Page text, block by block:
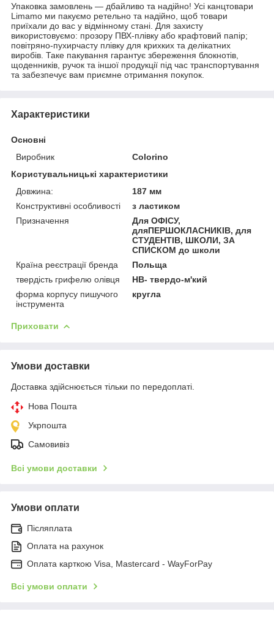
Упаковка замовлень — дбайливо та надійно! Усі канцтовари
Limamo ми пакуємо ретельно та надійно, щоб товари
приїхали до вас у відмінному стані. Для захисту
використовуємо: прозору ПВХ-плівку або крафтовий папір;
повітряно-пухирчасту плівку для крихких та делікатних
виробів. Таке пакування гарантує збереження блокнотів,
щоденників, ручок та іншої продукції під час транспортування
та забезпечує вам приємне отримання покупок.
Характеристики
Основні
Виробник
Colorino
Користувальницькі характеристики
Довжина:
187 мм
Конструктивні особливості
з ластиком
Призначення
Для ОФІСУ,
дляПЕРШОКЛАСНИКІВ, для
СТУДЕНТІВ, ШКОЛИ, ЗА
СПИСКОМ до школи
Країна реєстрації бренда
Польща
твердість грифелю олівця
НВ- твердо-м'кий
форма корпусу пишучого
інструмента
кругла
Приховати
Умови доставки
Доставка здійснюється тільки по передоплаті.
Нова Пошта
Укрпошта
Самовивіз
Всі умови доставки
Умови оплати
Післяплата
Оплата на рахунок
Оплата карткою Visa, Mastercard - WayForPay
Всі умови оплати